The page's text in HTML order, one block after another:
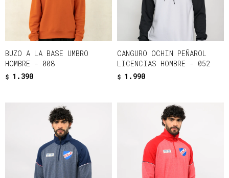
BUZO A LA BASE UMBRO
HOMBRE - 008
$ 1.390
CANGURO OCHIN PEÑAROL
LICENCIAS HOMBRE - 052
$ 1.990